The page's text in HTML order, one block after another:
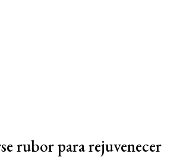
rubor para rejuvenecer